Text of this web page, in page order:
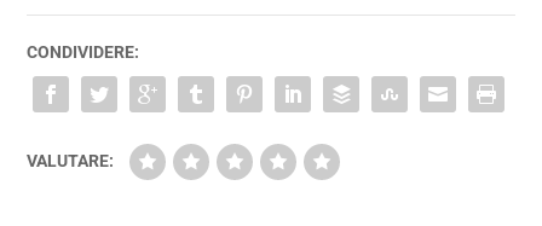
CONDIVIDERE:
VALUTARE: